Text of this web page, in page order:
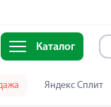
Каталог
Яндекс Сплит